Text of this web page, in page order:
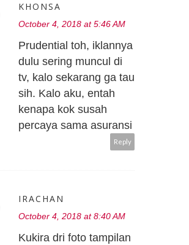
KHONSA
October 4, 2018 at 5:46 AM
Prudential toh, iklannya
dulu sering muncul di
tv, kalo sekarang ga tau
sih. Kalo aku, entah
kenapa kok susah
percaya sama asuransi
Reply
IRACHAN
October 4, 2018 at 8:40 AM
Kukira dri foto tampilan